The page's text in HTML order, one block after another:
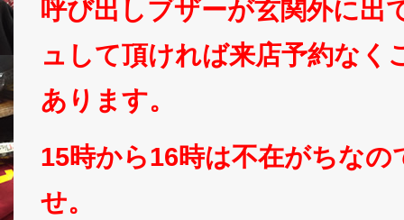
呼び出しブザーが玄関外に出
ュして頂ければ来店予約なく
あります。
15時から16時は不在がちなの
せ。